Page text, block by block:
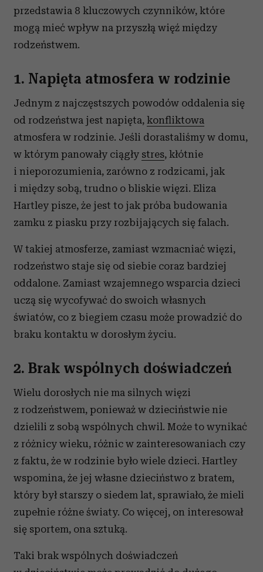
przedstawia 8 kluczowych czynników, które
mogą mieć wpływ na przyszłą więź między
rodzeństwem.
1. Napięta atmosfera w rodzinie
Jednym z najczęstszych powodów oddalenia się
od rodzeństwa jest napięta, konfliktowa
atmosfera w rodzinie. Jeśli dorastaliśmy w domu,
w którym panowały ciągły stres, kłótnie
i nieporozumienia, zarówno z rodzicami, jak
i między sobą, trudno o bliskie więzi. Eliza
Hartley pisze, że jest to jak próba budowania
zamku z piasku przy rozbijających się falach.
W takiej atmosferze, zamiast wzmacniać więzi,
rodzeństwo staje się od siebie coraz bardziej
oddalone. Zamiast wzajemnego wsparcia dzieci
uczą się wycofywać do swoich własnych
światów, co z biegiem czasu może prowadzić do
braku kontaktu w dorosłym życiu.
2. Brak wspólnych doświadczeń
Wielu dorosłych nie ma silnych więzi
z rodzeństwem, ponieważ w dzieciństwie nie
dzielili z sobą wspólnych chwil. Może to wynikać
z różnicy wieku, różnic w zainteresowaniach czy
z faktu, że w rodzinie było wiele dzieci. Hartley
wspomina, że jej własne dzieciństwo z bratem,
który był starszy o siedem lat, sprawiało, że mieli
zupełnie różne światy. Co więcej, on interesował
się sportem, ona sztuką.
Taki brak wspólnych doświadczeń